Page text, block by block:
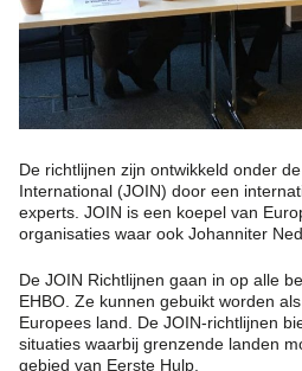
De richtlijnen zijn ontwikkeld onder
International (JOIN) door een
experts. JOIN is een koepel van
organisaties waar ook Johanniter
De JOIN Richtlijnen gaan in op alle
EHBO. Ze kunnen gebuikt worden
Europees land. De JOIN-richtlijnen
situaties waarbij grenzende landen
gebied van Eerste Hulp.